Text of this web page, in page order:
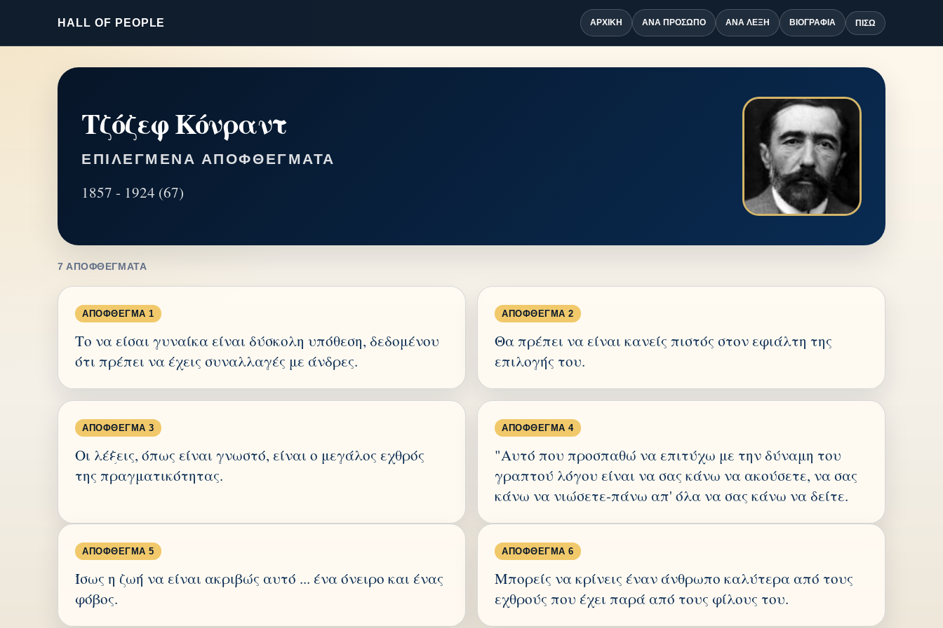
HALL OF PEOPLE ΑΡΧΙΚΉ ΑΝΆ ΠΡΌΣΩΠΟ ΑΝΆ ΛΈΞΗ ΒΙΟΓΡΑΦΊΑ ΠΊΣΩ
Τζόζεφ Κόνραντ
ΕΠΙΛΕΓΜΈΝΑ ΑΠΟΦΘΈΓΜΑΤΑ
1857 - 1924 (67)
7 ΑΠΟΦΘΈΓΜΑΤΑ
ΑΠΌΦΘΕΓΜΑ 1
Το να είσαι γυναίκα είναι δύσκολη υπόθεση, δεδομένου
ότι πρέπει να έχεις συναλλαγές με άνδρες.
ΑΠΌΦΘΕΓΜΑ 2
Θα πρέπει να είναι κανείς πιστός στον εφιάλτη της
επιλογής του.
ΑΠΌΦΘΕΓΜΑ 3
Οι λέξεις, όπως είναι γνωστό, είναι ο μεγάλος εχθρός
της πραγματικότητας.
ΑΠΌΦΘΕΓΜΑ 4
"Αυτό που προσπαθώ να επιτύχω με την δύναμη του
γραπτού λόγου είναι να σας κάνω να ακούσετε, να σας
κάνω να νιώσετε-πάνω απ' όλα να σας κάνω να δείτε.
ΑΠΌΦΘΕΓΜΑ 5
Ίσως η ζωή να είναι ακριβώς αυτό ... ένα όνειρο και ένας
φόβος.
ΑΠΌΦΘΕΓΜΑ 6
Μπορείς να κρίνεις έναν άνθρωπο καλύτερα από τους
εχθρούς που έχει παρά από τους φίλους του.